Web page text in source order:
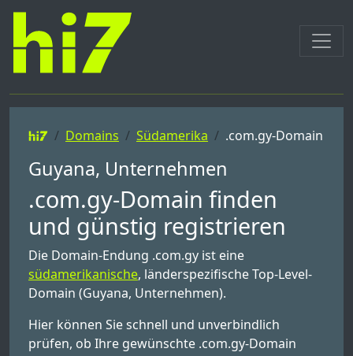
Domains Südamerika .com.gy-Domain
Guyana, Unternehmen
.com.gy-Domain finden
und günstig registrieren
Die Domain-Endung .com.gy ist eine
südamerikanische, länderspezifische Top-Level-
Domain (Guyana, Unternehmen).
Hier können Sie schnell und unverbindlich
prüfen, ob Ihre gewünschte .com.gy-Domain